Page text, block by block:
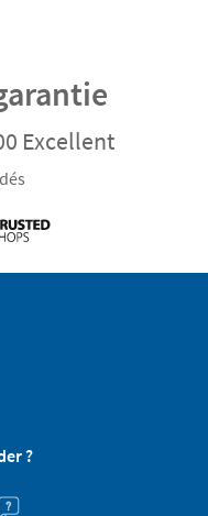
Excellent
?